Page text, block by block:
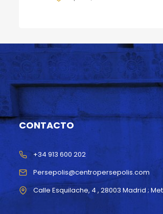
CONTACTO
Persepolis@centropersepolis.com
+34 913 600 202